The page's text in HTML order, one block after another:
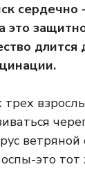
сердечно
это
длится
ветряной
это тот